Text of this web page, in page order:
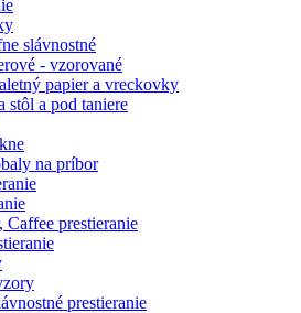
slávnostné
- vzorované
papier a vreckovky
stôl a pod taniere
na príbor
Caffee prestieranie
prestieranie